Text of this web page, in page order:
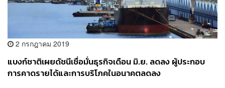
2 กรกฎาคม 2019
แบงก์ชาติเผยดัชนีเชื่อมั่นธุรกิจเดือน มิ.ย. ลดลง ผู้ประกอบ
การคาดรายได้และการบริโภคในอนาคตลดลง